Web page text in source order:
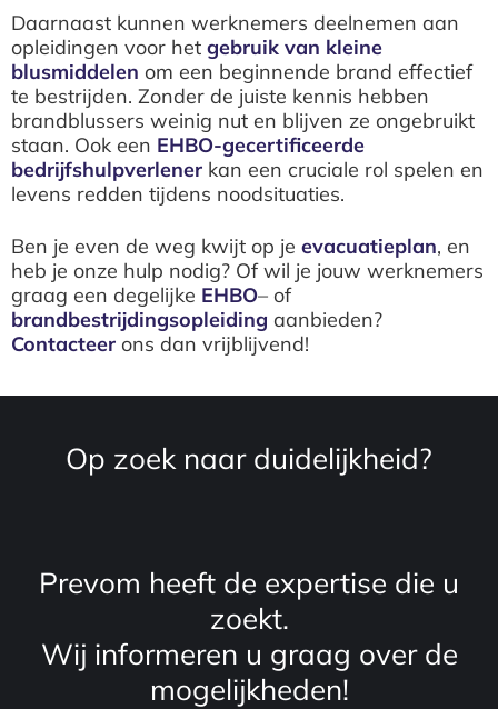
Daarnaast kunnen werknemers deelnemen aan
opleidingen voor het gebruik van kleine
blusmiddelen om een beginnende brand effectief
te bestrijden. Zonder de juiste kennis hebben
brandblussers weinig nut en blijven ze ongebruikt
staan. Ook een EHBO-gecertificeerde
bedrijfshulpverlener kan een cruciale rol spelen en
levens redden tijdens noodsituaties.
Ben je even de weg kwijt op je evacuatieplan, en
heb je onze hulp nodig? Of wil je jouw werknemers
graag een degelijke EHBO– of
brandbestrijdingsopleiding aanbieden?
Contacteer ons dan vrijblijvend!
Op zoek naar duidelijkheid?
Prevom heeft de expertise die u
zoekt.
Wij informeren u graag over de
mogelijkheden!